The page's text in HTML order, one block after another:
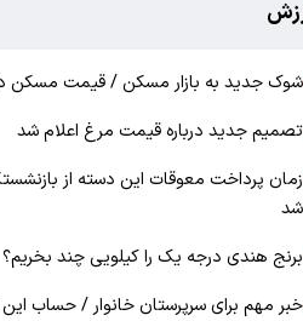
شوک جدید به بازار مسکن / قیمت مسکن
تصمیم جدید درباره قیمت مرغ اعلام شد
زمان پرداخت معوقات این دسته از
شد
برنج هندی درجه یک را کیلویی چند بخریم؟